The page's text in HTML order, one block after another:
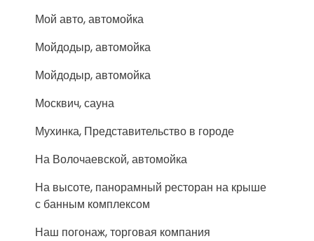
Мой авто, автомойка
Мойдодыр, автомойка
Мойдодыр, автомойка
Москвич, сауна
Мухинка, Представительство в городе
На Волочаевской, автомойка
На высоте, панорамный ресторан на крыше
с банным комплексом
Наш погонаж, торговая компания